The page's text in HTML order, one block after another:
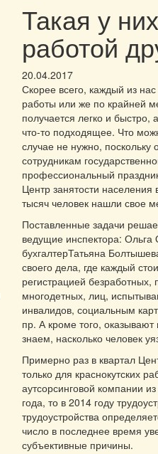
Такая у
работой
20.04.2017
Скорее всего, каждый из
работы или же по крайней
получается легко и
что-то подходящее. Что
случае не нужно,
сотрудникам
профессиональный
Центр занятости
тысяч человек нашли свое
Поставленные задачи
ведущие инспектора: Ольга
бухгалтерТатьяна
своего дела, где каждый
регистрацией
многодетных, лиц,
инвалидов, социальным
пр. А кроме того,
знаем, насколько человек
Примерно раз в квартал
только для краснокутских
аутсорсинговой компании
года, то в 2014 году
трудоустройства
число в последнее время
субъективные причины.